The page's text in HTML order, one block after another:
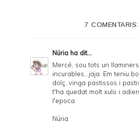
i
e
7 COMENTARIS:
Núria ha dit...
Mercé, sou tots un llaminers
incurables...jaja. Em teniu
dolç, vinga pastissos i
t'ha quedat molt xulo i
l'epoca.
Núria